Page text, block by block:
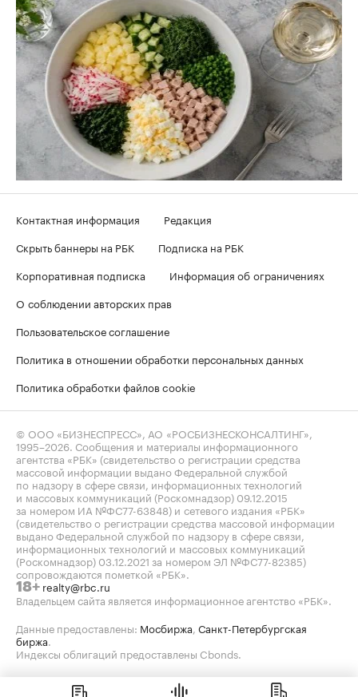
Контактная информация
Редакция
Скрыть баннеры на РБК
Подписка на РБК
Корпоративная подписка
Информация об ограничениях
О соблюдении авторских прав
Пользовательское соглашение
Политика в отношении обработки персональных данных
Политика обработки файлов cookie
© ООО «БИЗНЕСПРЕСС», АО «РОСБИЗНЕСКОНСАЛТИНГ»,
1995–2026. Сообщения и материалы информационного
агентства «РБК» (свидетельство о регистрации средства
массовой информации выдано Федеральной службой
по надзору в сфере связи, информационных технологий
и массовых коммуникаций (Роскомнадзор) 09.12.2015
за номером ИА №ФС77-63848) и сетевого издания «РБК»
(свидетельство о регистрации средства массовой информации
выдано Федеральной службой по надзору в сфере связи,
информационных технологий и массовых коммуникаций
(Роскомнадзор) 03.12.2021 за номером ЭЛ №ФС77-82385)
сопровождаются пометкой «РБК».
18+ realty@rbc.ru
Владельцем сайта является информационное агентство «РБК».
Данные предоставлены: Мосбиржа, Санкт-Петербургская
биржа.
Индексы облигаций предоставлены Cbonds.